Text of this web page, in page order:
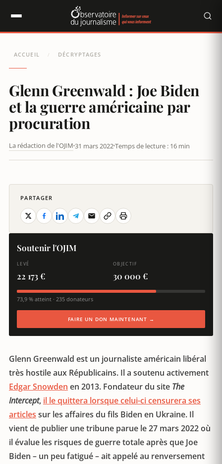
ACCUEIL / DÉCRYPTAGES
Glenn Greenwald : Joe Biden
et la guerre américaine par
procuration
La rédaction de l'OJIM 31 mars 2022Temps de lecture : 16 min
Glenn Greenwald est un journaliste américain libéral
très hostile aux Républicains. Il a soutenu activement
Edgar Snowden en 2013. Fondateur du site The
Intercept, il le quittera lorsque celui-ci censurera ses
articles sur les affaires du fils Biden en Ukraine. Il
vient de publier une tribune parue le 27 mars 2022 où
il évalue les risques de guerre totale après que Joe
Biden – un peu fatigué – ait appelé au renversement
PARTAGER
Soutenir l'OJIM
LEVÉ
22 173 €
OBJECTIF
30 000 €
73,9 % atteint · 235 donateurs
FAIRE UN DON MAINTENANT →
Panneau de gestion des cookies